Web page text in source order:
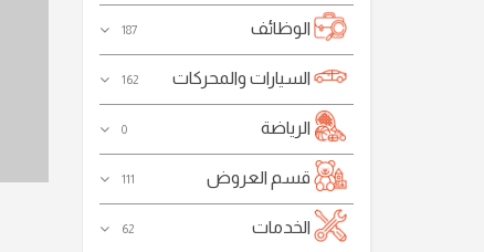
الوظائف 187
السيارات والمحركات 162
الرياضة 0
قسم العروض 111
الخدمات 62